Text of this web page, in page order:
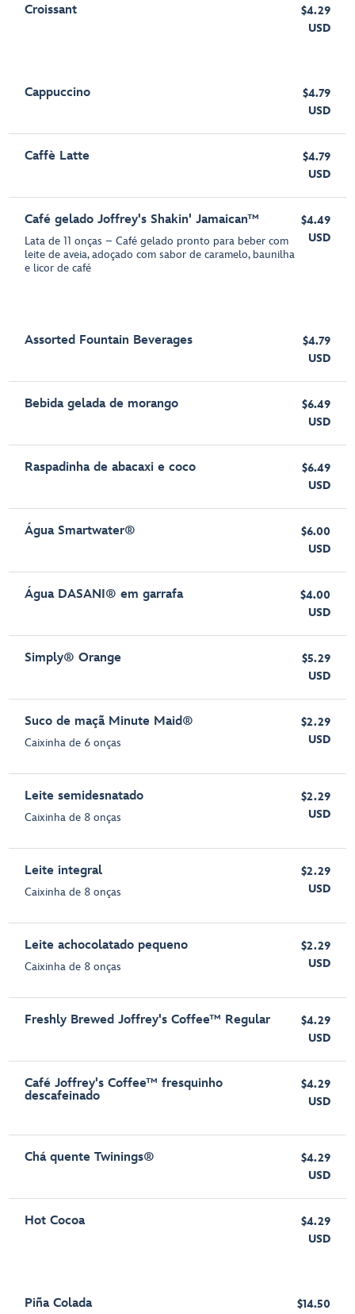
Croissant
$4.29
USD
Cappuccino
$4.79
USD
Caffè Latte
$4.79
USD
Café gelado Joffrey's Shakin' Jamaican™
Lata de 11 onças – Café gelado pronto para beber com
leite de aveia, adoçado com sabor de caramelo, baunilha
e licor de café
$4.49
USD
Assorted Fountain Beverages
$4.79
USD
Bebida gelada de morango
$6.49
USD
Raspadinha de abacaxi e coco
$6.49
USD
Água Smartwater®
$6.00
USD
Água DASANI® em garrafa
$4.00
USD
Simply® Orange
$5.29
USD
Suco de maçã Minute Maid®
Caixinha de 6 onças
$2.29
USD
Leite semidesnatado
Caixinha de 8 onças
$2.29
USD
Leite integral
Caixinha de 8 onças
$2.29
USD
Leite achocolatado pequeno
Caixinha de 8 onças
$2.29
USD
Freshly Brewed Joffrey's Coffee™ Regular
$4.29
USD
Café Joffrey's Coffee™ fresquinho
descafeinado
$4.29
USD
Chá quente Twinings®
$4.29
USD
Hot Cocoa
$4.29
USD
Piña Colada
$14.50